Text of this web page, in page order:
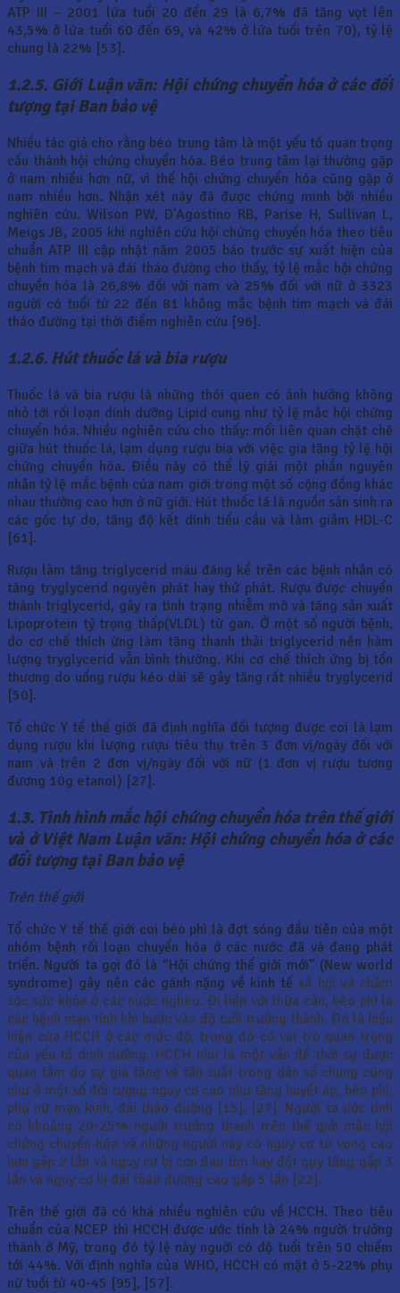
ATP III – 2001 lứa tuổi 20 đến 29 là 6,7% đã tăng vọt lên
43,5% ở lứa tuổi 60 đến 69, và 42% ở lứa tuổi trên 70), tỷ lệ
chung là 22% [53].
1.2.5. Giới Luận văn: Hội chứng chuyển hóa ở các đối
tượng tại Ban bảo vệ
Nhiều tác giả cho rằng béo trung tâm là một yếu tố quan trọng
cấu thành hội chứng chuyển hóa. Béo trung tâm lại thường gặp
ở nam nhiều hơn nữ, vì thế hội chứng chuyển hóa cũng gặp ở
nam nhiều hơn. Nhận xét này đã được chứng minh bởi nhiều
nghiên cứu. Wilson PW, D’Agostino RB, Parise H, Sullivan L,
Meigs JB, 2005 khi nghiên cứu hội chứng chuyển hóa theo tiêu
chuẩn ATP III cập nhật năm 2005 báo trước sự xuất hiện của
bệnh tim mạch và đái tháo đường cho thấy, tỷ lệ mắc hội chứng
chuyển hóa là 26,8% đối với nam và 25% đối với nữ ở 3323
người có tuổi từ 22 đến 81 không mắc bệnh tim mạch và đái
tháo đường tại thời điểm nghiên cứu [96].
1.2.6. Hút thuốc lá và bia rượu
Thuốc lá và bia rượu là những thói quen có ảnh hưởng không
nhỏ tới rối loạn dinh dưỡng Lipid cung như tỷ lệ mắc hội chứng
chuyển hóa. Nhiều nghiên cứu cho thấy: mối liên quan chặt chẽ
giữa hút thuốc lá, lạm dụng rượu bia với việc gia tăng tỷ lệ hội
chứng chuyển hóa. Điều này có thể lý giải một phần nguyên
nhân tỷ lệ mắc bệnh của nam giới trong một số cộng đồng khác
nhau thường cao hơn ở nữ giới. Hút thuốc lá là nguồn sản sinh ra
các gốc tự do, tăng độ kết dính tiểu cầu và làm giảm HDL-C
[61].
Rượu làm tăng triglycerid máu đáng kể trên các bệnh nhân có
tăng tryglycerid nguyên phát hay thứ phát. Rượu được chuyển
thành triglycerid, gây ra tình trạng nhiễm mỡ và tăng sản xuất
Lipoprotein tỷ trọng thấp(VLDL) từ gan. Ở một số người bệnh,
do cơ chế thích ứng làm tăng thanh thải triglycerid nên hàm
lượng tryglycerid vẫn bình thường. Khi cơ chế thích ứng bị tổn
thương do uống rượu kéo dài sẽ gây tăng rất nhiều tryglycerid
[50].
Tổ chức Y tế thế giới đã định nghĩa đối tượng được coi là lạm
dụng rượu khi lượng rượu tiêu thụ trên 3 đơn vị/ngày đối với
nam và trên 2 đơn vị/ngày đối với nữ (1 đơn vị rượu tương
đương 10g etanol) [27].
1.3. Tình hình mắc hội chứng chuyển hóa trên thế giới
và ở Việt Nam Luận văn: Hội chứng chuyển hóa ở các
đối tượng tại Ban bảo vệ
Trên thế giới
Tổ chức Y tế thế giới coi béo phì là đợt sóng đầu tiên của một
nhóm bệnh rối loạn chuyển hóa ở các nước đã và đang phát
triển. Người ta gọi đó là “Hội chứng thế giới mới” (New world
syndrome) gây nên các gánh nặng về kinh tếxã hội và chăm
sóc sức khỏe ở các nước nghèo. Đi liền với thừa cân, béo phì là
các bệnh mạn tính khi bước vào độ tuổi trưởng thành. Đó là biểu
hiện của HCCH ở các mức độ, trong đó có vai trò quan trọng
của yếu tố dinh dưỡng. HCCH như là một vấn đề thời sự được
quan tâm do sự gia tăng về tần suất trong dân số chung cũng
như ở một số đối tượng nguy cơ cao như tăng huyết áp, béo phì,
phụ nữ mạn kinh, đái tháo đường [15], [27]. Người ta ước tính
có khoảng 20-25% người trưởng thành trên thế giới mắc hội
chứng chuyển hóa và những người này có nguy cơ tử vong cao
hơn gấp 2 lần và nguy cơ bị cơn đau tim hay đột qụy tăng gấp 3
lần và nguy cơ bị đái tháo đường cao gấp 5 lần [22].
Trên thế giới đã có khá nhiều nghiên cứu về HCCH. Theo tiêu
chuẩn của NCEP thì HCCH được ước tính là 24% người trưởng
thành ở Mỹ, trong đó tỷ lệ này nguời có dộ tuổi trên 50 chiếm
tới 44%. Với định nghĩa của WHO, HCCH có mặt ở 5-22% phụ
nữ tuổi từ 40-45 [95], [57].